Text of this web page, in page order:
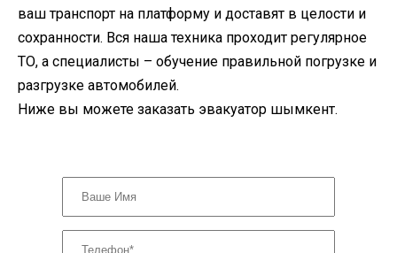
ваш транспорт на платформу и доставят в целости и
сохранности. Вся наша техника проходит регулярное
ТО, а специалисты – обучение правильной погрузке и
разгрузке автомобилей.
Ниже вы можете заказать эвакуатор шымкент.